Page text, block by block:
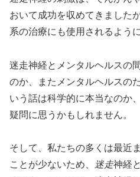
おいて成功を収めてきました
系の治療にも使用されるよう
迷走神経とメンタルヘルスの
のか​​、またメンタルヘルスの
いう話は科学的に本当なのか
疑問に思うかもしれません。
そして、私たちの多くは最近
ことが少ないため、 迷走神経